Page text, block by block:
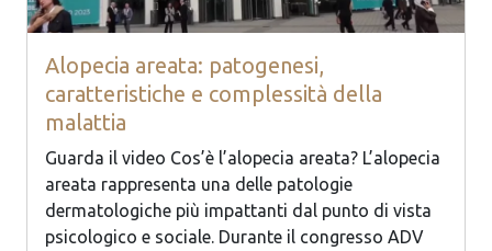
Alopecia areata: patogenesi,
caratteristiche e complessità della
malattia
Guarda il video Cos’è l’alopecia areata? L’alopecia
areata rappresenta una delle patologie
dermatologiche più impattanti dal punto di vista
psicologico e sociale. Durante il congresso ADV